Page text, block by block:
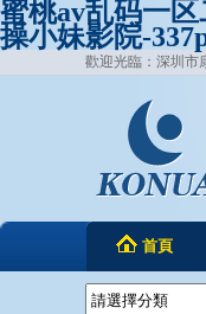
蜜桃av乱码一
操小妹影院-
歡迎光臨：深圳市
首頁